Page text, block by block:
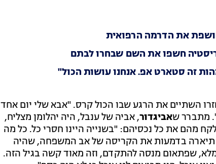
את הדרמה הרפואית
חשפו את השם שבחרו לבתם
זה סטארט אפ. אנחנו עושות הכול"
השתיים את הרגע שבו הכול קרס. "אבא שלי יום אחד
מתברר שאביגדור, אביה של ענבל, היה יהלומן מצליח,
מהם את כל נכסיהם: "בשנייה היינו חסרי כל. כל מה
תיארה בדמעות את הקריסה של אב המשפחה, שהיה
שפתאום מנסה להתקדם, וזה מאוד קשה בגיל הזה.